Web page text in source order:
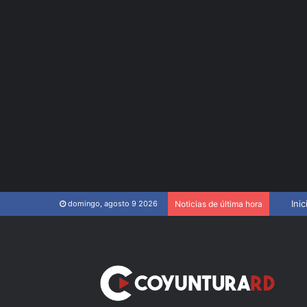
domingo, agosto 9 2026 Noticias de última hora TC